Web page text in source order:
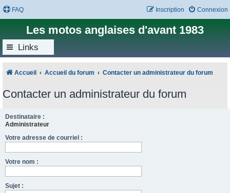
FAQ Connexion
Inscription
Les motos anglaises d'avant 1983
Links
Accueil Accueil du forum Contacter un administrateur du forum
Contacter un administrateur du forum
Destinataire :
Administrateur
Votre adresse de courriel :
Votre nom :
Sujet :